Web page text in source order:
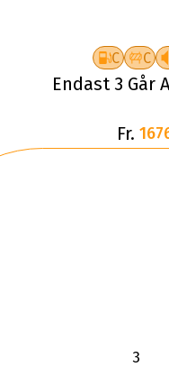
C C
Endast 3 Går
Fr.